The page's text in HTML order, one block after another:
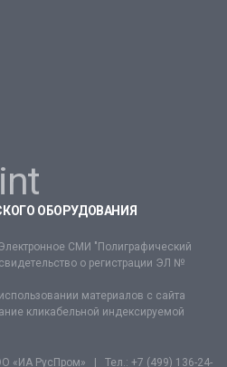
ОБОРУДОВАНИЯ
СМИ "Полиграфический
о регистрации ЭЛ №
материалов с сайта
кликабельной индексируемой
«ИА РусПром» | Тел.: +7 (499) 136-24-